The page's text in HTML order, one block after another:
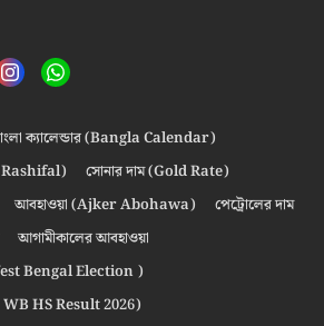
ক্যালেন্ডার (Bangla Calendar)
সোনার দাম (Gold Rate)
আবহাওয়া (Ajker Abohawa)
পেট্রোলের দাম
আগামীকালের আবহাওয়া
Bengal Election )
( WB HS Result 2026)